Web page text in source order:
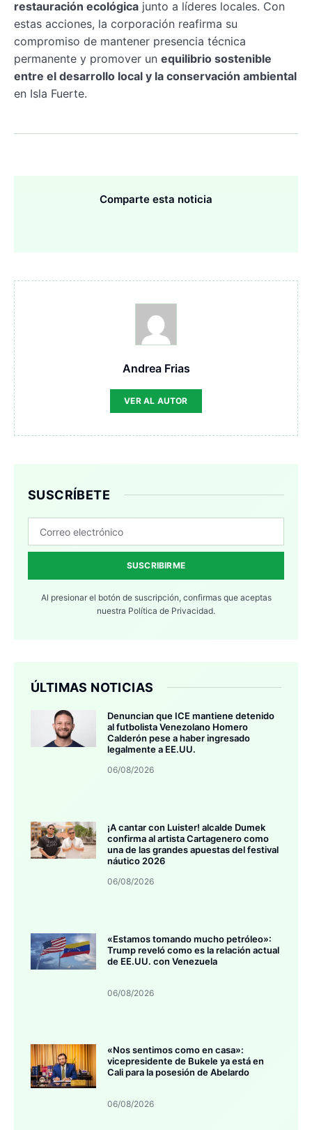
restauración ecológica junto a líderes locales. Con
estas acciones, la corporación reafirma su
compromiso de mantener presencia técnica
permanente y promover un equilibrio sostenible
entre el desarrollo local y la conservación ambiental
en Isla Fuerte.
Comparte esta noticia
Andrea Frias
VER AL AUTOR
SUSCRÍBETE
SUSCRIBIRME
Al presionar el botón de suscripción, confirmas que aceptas
nuestra Política de Privacidad.
ÚLTIMAS NOTICIAS
Denuncian que ICE mantiene detenido
al futbolista Venezolano Homero
Calderón pese a haber ingresado
legalmente a EE.UU.
06/08/2026
¡A cantar con Luister! alcalde Dumek
confirma al artista Cartagenero como
una de las grandes apuestas del festival
náutico 2026
06/08/2026
«Estamos tomando mucho petróleo»:
Trump reveló como es la relación actual
de EE.UU. con Venezuela
06/08/2026
«Nos sentimos como en casa»:
vicepresidente de Bukele ya está en
Cali para la posesión de Abelardo
06/08/2026